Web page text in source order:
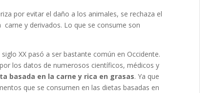
por evitar el daño a los animales, se rechaza el
y derivados. Lo que se consume son
XX pasó a ser bastante común en Occidente.
los datos de numerosos científicos, médicos y
basada en la carne y rica en grasas. Ya que
que se consumen en las dietas basadas en